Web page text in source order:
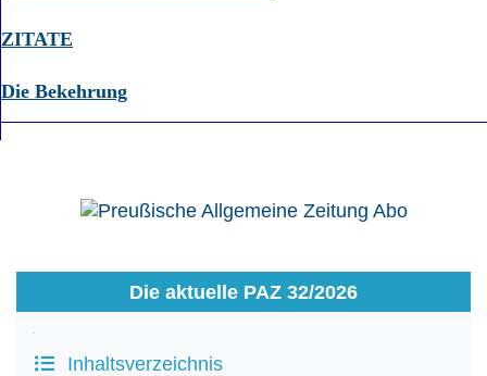
ZITATE
Die Bekehrung
Die aktuelle PAZ 32/2026
Inhaltsverzeichnis